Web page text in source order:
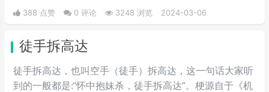
388 点赞 0 评论 3248 浏览 2024-03-06
徒手拆高达
徒手拆高达，也叫空手（徒手）拆高达，这一句话大家听
到的一般都是:“怀中抱妹杀，徒手拆高达”。梗源自于《机